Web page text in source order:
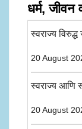
धर्म, जीवन
स्वराज्य विरुद्ध
20 August
स्वराज्य आणि
20 August